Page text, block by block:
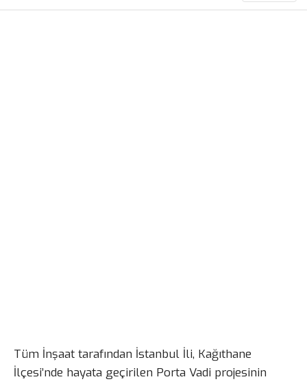
Tüm İnşaat tarafından İstanbul İli, Kağıthane
İlçesi’nde hayata geçirilen Porta Vadi projesinin